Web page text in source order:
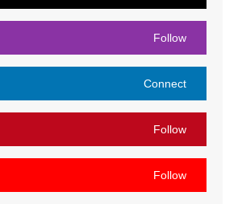
Follow
Connect
Follow
Follow